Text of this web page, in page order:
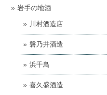
岩手の地酒
川村酒造店
磐乃井酒造
浜千鳥
喜久盛酒造